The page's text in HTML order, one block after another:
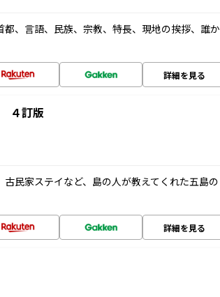
、言語、民族、宗教、特長、現地の挨拶、誰か
詳細を見る
４訂版
民家ステイなど、島の人が教えてくれた五島の
詳細を見る